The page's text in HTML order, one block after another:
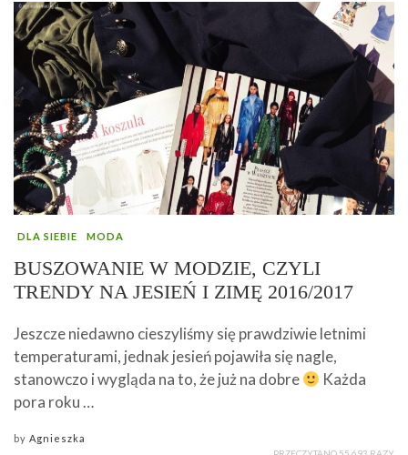
DLA SIEBIE MODA
BUSZOWANIE W MODZIE, CZYLI
TRENDY NA JESIEŃ I ZIMĘ 2016/2017
Jeszcze niedawno cieszyliśmy się prawdziwie letnimi
temperaturami, jednak jesień pojawiła się nagle,
stanowczo i wygląda na to, że już na dobre
Każda
pora roku …
by Agnieszka